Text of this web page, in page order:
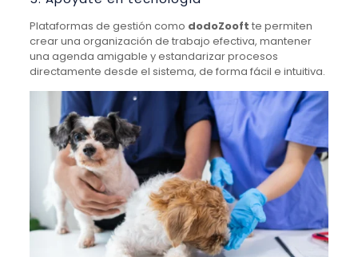
Plataformas de gestión como dodoZooft te permiten
crear una organización de trabajo efectiva, mantener
una agenda amigable y estandarizar procesos
directamente desde el sistema, de forma fácil e intuitiva.